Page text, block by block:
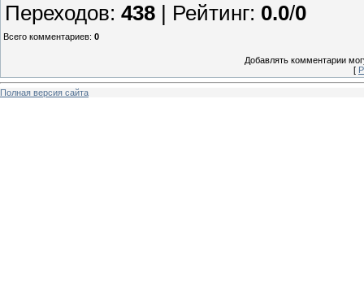
Переходов: 438 | Рейтинг: 0.0/0
Всего комментариев: 0
Добавлять комментарии
[
Полная версия сайта